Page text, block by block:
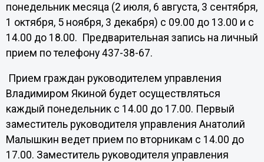
понедельник месяца (2 июля, 6 августа, 3 сентября,
1 октября, 5 ноября, 3 декабря) с 09.00 до 13.00 и с
14.00 до 18.00. Предварительная запись на личный
прием по телефону 437-38-67.
Прием граждан руководителем управления
Владимиром Якиной будет осуществляться
каждый понедельник с 14.00 до 17.00. Первый
заместитель руководителя управления Анатолий
Малышкин ведет прием по вторникам с 14.00 до
17.00. Заместитель руководителя управления